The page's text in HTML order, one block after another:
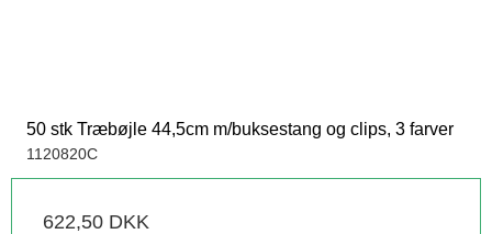
50 stk Træbøjle 44,5cm m/buksestang og clips, 3 farver
1120820C
622,50 DKK